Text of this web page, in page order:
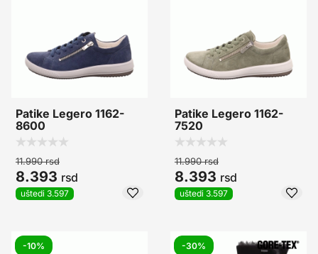
Patike Legero 1162-
8600
11.990rsd
8.393 rsd
uštedi 3.597
Patike Legero 1162-
7520
11.990rsd
8.393 rsd
uštedi 3.597
-10% -30%